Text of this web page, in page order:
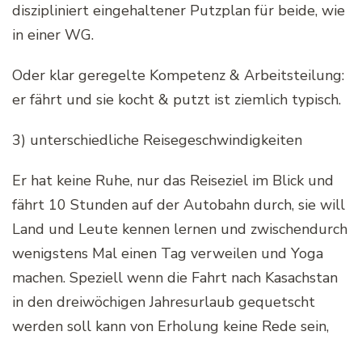
diszipliniert eingehaltener Putzplan für beide, wie
in einer WG.
Oder klar geregelte Kompetenz & Arbeitsteilung:
er fährt und sie kocht & putzt ist ziemlich typisch.
3) unterschiedliche Reisegeschwindigkeiten
Er hat keine Ruhe, nur das Reiseziel im Blick und
fährt 10 Stunden auf der Autobahn durch, sie will
Land und Leute kennen lernen und zwischendurch
wenigstens Mal einen Tag verweilen und Yoga
machen. Speziell wenn die Fahrt nach Kasachstan
in den dreiwöchigen Jahresurlaub gequetscht
werden soll kann von Erholung keine Rede sein,